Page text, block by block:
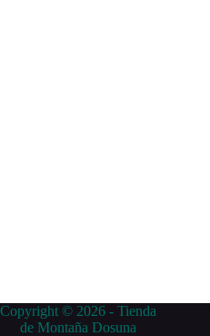
Copyright © 2026 - Tienda
de Montaña Dosuna